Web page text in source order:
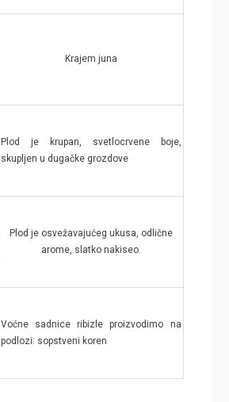
Krajem juna
Plod je krupan, svetlocrvene boje,
skupljen u dugačke grozdove
Plod je osvežavajućeg ukusa, odlične
arome, slatko nakiseo.
Voćne sadnice ribizle proizvodimo na
podlozi: sopstveni koren